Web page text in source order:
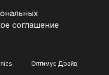
соглашение
Оптимус Драйв